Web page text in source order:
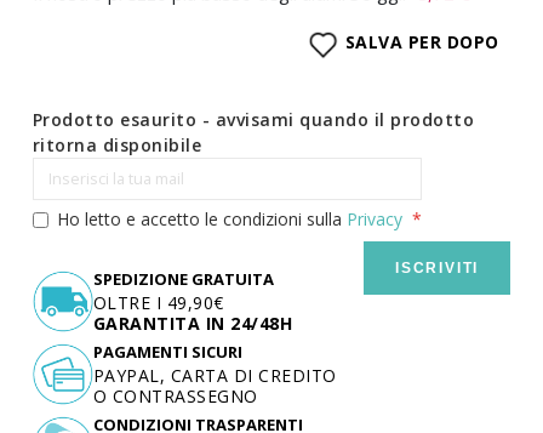
SALVA PER DOPO
Prodotto esaurito - avvisami quando il prodotto
ritorna disponibile
Ho letto e accetto le condizioni sulla Privacy
ISCRIVITI
SPEDIZIONE GRATUITA
OLTRE I 49,90€
GARANTITA IN 24/48H
PAGAMENTI SICURI
PAYPAL, CARTA DI CREDITO
O CONTRASSEGNO
CONDIZIONI TRASPARENTI